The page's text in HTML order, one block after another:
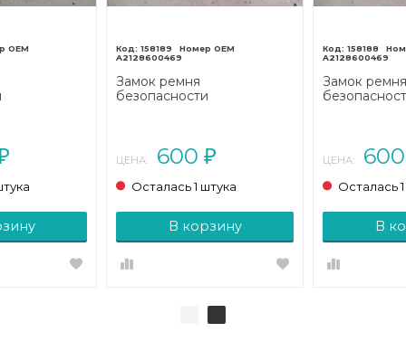
158189
A2128600469
Замок ремня
безопасности
ЦЕНА: 600 ₽
Осталась 1 штука
В корзину
158188
A2128600469
Замок ремня
ЦЕНА:
Осталась
В